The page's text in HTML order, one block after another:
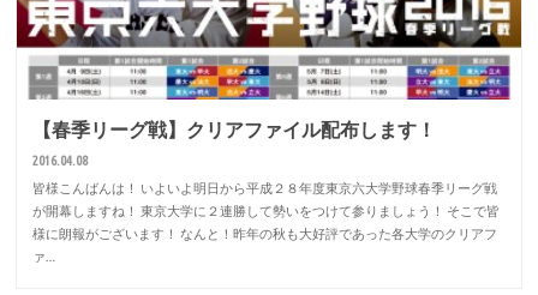
【春季リーグ戦】クリアファイル配布します！
2016.04.08
皆様こんばんは！ いよいよ明日から平成２８年度東京六大学野球春季リーグ戦
が開幕しますね！ 東京大学に２連勝して勢いをつけて参りましょう！ そこで皆
様に朗報がございます！ なんと！昨年の秋も大好評であった各大学のクリアフ
ァ…